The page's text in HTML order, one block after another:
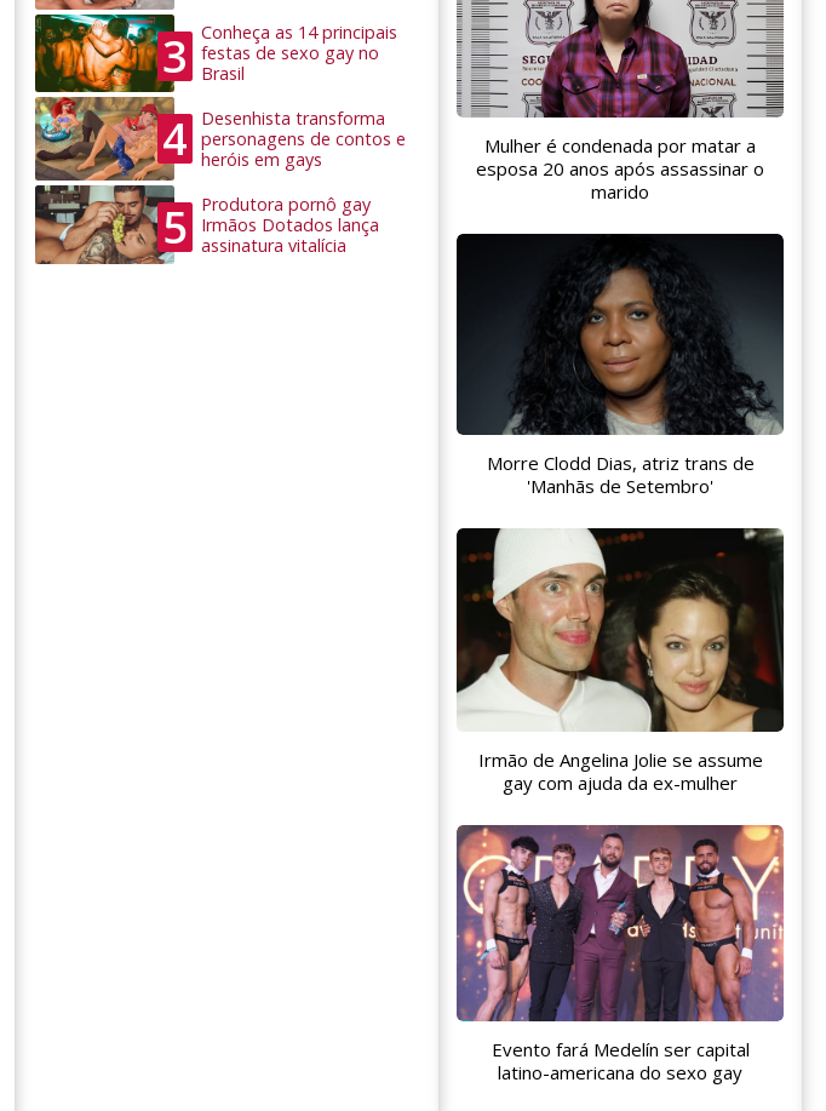
3
Conheça as 14 principais
festas de sexo gay no
Brasil
4
Desenhista transforma
personagens de contos e
heróis em gays
5
Produtora pornô gay
Irmãos Dotados lança
assinatura vitalícia
Mulher é condenada por matar a
esposa 20 anos após assassinar o
marido
Morre Clodd Dias, atriz trans de
'Manhãs de Setembro'
Irmão de Angelina Jolie se assume
gay com ajuda da ex-mulher
Evento fará Medelín ser capital
latino-americana do sexo gay